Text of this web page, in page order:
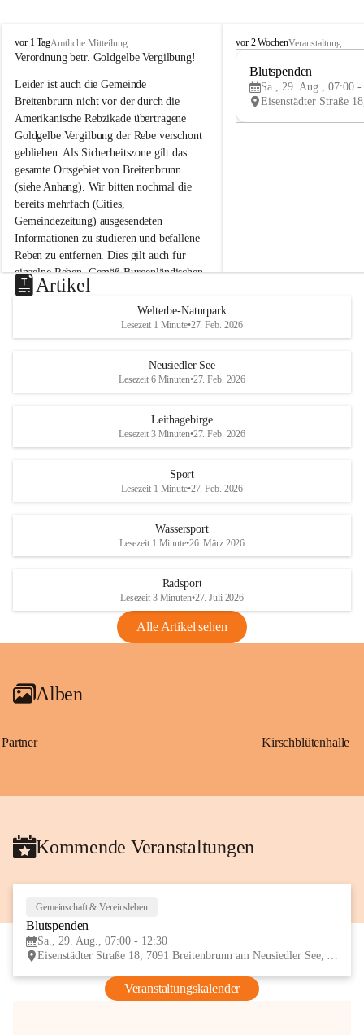
B
r
i
t
e
n
b
r
u
n
n
a
m
N
e
u
s
d
S
vor 1 TagAmtliche Mitteilung
Verordnung betr. Goldgelbe Vergilbung!
Leider ist auch die Gemeinde
Breitenbrunn nicht vor der durch die
Amerikanische Rebzikade übertragene
Goldgelbe Vergilbung der Rebe verschont
geblieben. Als Sicherheitszone gilt das
gesamte Ortsgebiet von Breitenbrunn
(siehe Anhang). Wir bitten nochmal die
bereits mehrfach (Cities,
Gemeindezeitung) ausgesendeten
Informationen zu studieren und befallene
Reben zu entfernen. Dies gilt auch für
einzelne Reben. Gemäß Burgenländischen
Weinbaugesetz sind nicht gepflegte oder
unzulässige Weingärten zu roden! Bitte
helfen wir zusammen um unsere Winzer
vor den prognostizierten Ernteausfällen
und den daraus folgenden wirtschaftlichen
Maßnahmen zur Bekämpfung
Rebe und der Amerikanischen
Anhang VBl. EU Nr. 18
1 Seite•1,4 MB
VBl. EU Nr. 18_2026
B
e
u
e
d
r
S
vor 2 WochenVeranstaltung
Blutspenden
Sa., 29. Aug., 07:00 -
Artikel
Welterbe-Naturpark
Lesezeit 1 Minute•27. Feb. 2026
Neusiedler See
Lesezeit 6 Minuten•27. Feb. 2026
Leithagebirge
Lesezeit 3 Minuten•27. Feb. 2026
Sport
Lesezeit 1 Minute•27. Feb. 2026
Wassersport
Lesezeit 1 Minute•26. März 2026
Radsport
Lesezeit 3 Minuten•27. Juli 2026
Alle Artikel sehen
Alben
Partner Kirschblütenhalle
Kommende Veranstaltungen
Gemeinschaft & Vereinsleben
Blutspenden
Sa., 29. Aug., 07:00 - 12:30
Eisenstädter Straße 18, 7091 Breitenbrunn am Neusiedler See, AUT
Veranstaltungskalender